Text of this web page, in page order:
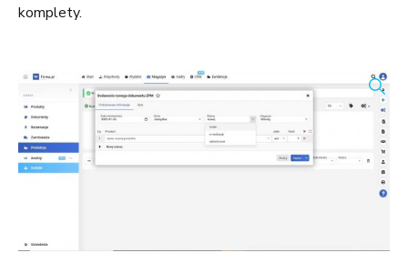
komplety.